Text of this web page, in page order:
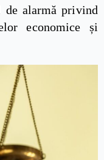
de alarmă privind
economice și